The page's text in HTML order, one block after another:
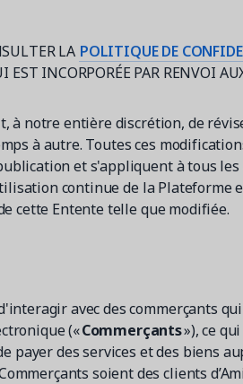
LA POLITIQUE DE
EST INCORPORÉE PAR RENVOI
à notre entière discrétion, de
à autre. Toutes ces
et s'appliquent à tous les
continue de la Plateforme
cette Entente telle que modifiée.
avec des commerçants
(«Commerçants»), ce
payer des services et des biens
soient des clients